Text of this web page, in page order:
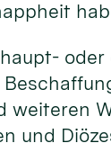
weiteren
und